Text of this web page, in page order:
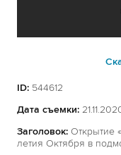
ID: 544612
Дата съемки:
Заголовок: Открытие
летия Октября в